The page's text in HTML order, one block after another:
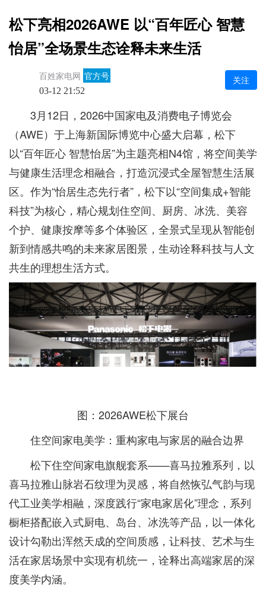
松下亮相2026AWE 以“百年匠心 智慧
怡居”全场景生态诠释未来生活
百姓家电网 官方号
03-12 21:52
关注
3月12日，2026中国家电及消费电子博览会
（AWE）于上海新国际博览中心盛大启幕，松下
以“百年匠心 智慧怡居”为主题亮相N4馆，将空间美学
与健康生活理念相融合，打造沉浸式全屋智慧生活展
区。作为“怡居生态先行者”，松下以“空间集成+智能
科技”为核心，精心规划住空间、厨房、冰洗、美容
个护、健康按摩等多个体验区，全景式呈现从智能创
新到情感共鸣的未来家居图景，生动诠释科技与人文
共生的理想生活方式。
图：2026AWE松下展台
住空间家电美学：重构家电与家居的融合边界
松下住空间家电旗舰套系——喜马拉雅系列，以
喜马拉雅山脉岩石纹理为灵感，将自然恢弘气韵与现
代工业美学相融，深度践行“家电家居化”理念，系列
橱柜搭配嵌入式厨电、岛台、冰洗等产品，以一体化
设计勾勒出浑然天成的空间质感，让科技、艺术与生
活在家居场景中实现有机统一，诠释出高端家居的深
度美学内涵。